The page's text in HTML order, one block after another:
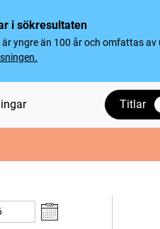
i sökresultaten
yngre än 100 år och omfattas
Titlar